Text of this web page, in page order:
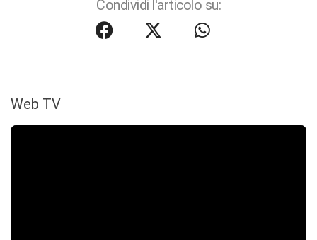
Condividi l'articolo su:
Web TV